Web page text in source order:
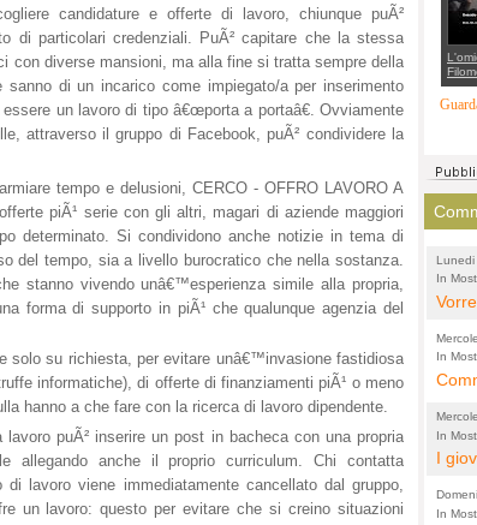
candidature e offerte di lavoro, chiunque puÃ²
di particolari credenziali. PuÃ² capitare che la stessa
con diverse mansioni, ma alla fine si tratta sempre della
di un incarico come impiegato/a per inserimento
un lavoro di tipo â€œporta a portaâ€. Ovviamente
attraverso il gruppo di Facebook, puÃ² condividere la
tempo e delusioni, CERCO - OFFRO LAVORO A
piÃ¹ serie con gli altri, magari di aziende maggiori
determinato. Si condividono anche notizie in tema di
del tempo, sia a livello burocratico che nella sostanza.
stanno vivendo unâ€™esperienza simile alla propria,
forma di supporto in piÃ¹ che qualunque agenzia del
solo su richiesta, per evitare unâ€™invasione fastidiosa
informatiche), di offerte di finanziamenti piÃ¹ o meno
hanno a che fare con la ricerca di lavoro dipendente.
puÃ² inserire un post in bacheca con una propria
allegando anche il proprio curriculum. Chi contatta
lavoro viene immediatamente cancellato dal gruppo,
un lavoro: questo per evitare che si creino situazioni
Lunedi
In
di
eIn
In
I
In